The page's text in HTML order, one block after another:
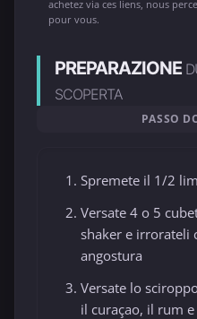
achetez via ces liens, nous
pour vous.
PREPARAZIONE
SCOPERTA
PASSO
Spremete il 1/2
Versate 4 o 5
shaker e irrorateli
angostura
Versate lo
il curaçao, il rum